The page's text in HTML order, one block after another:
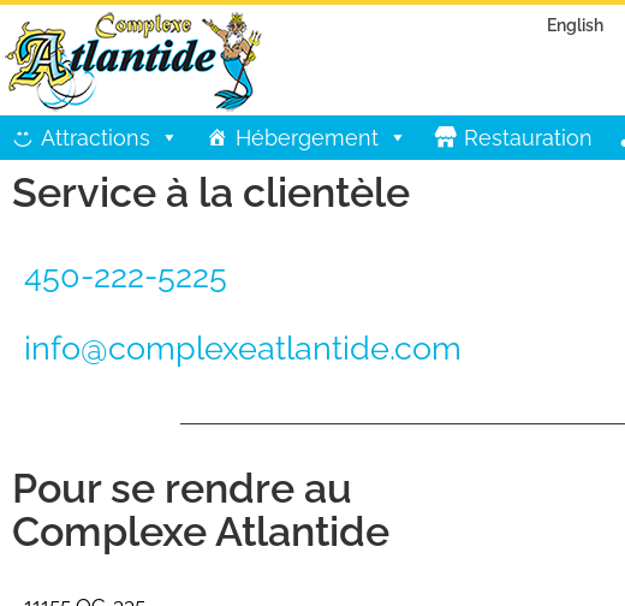
English
Attractions Hébergement Restauration
Service à la clientèle
450-222-5225
info@complexeatlantide.com
Pour se rendre au
Complexe Atlantide